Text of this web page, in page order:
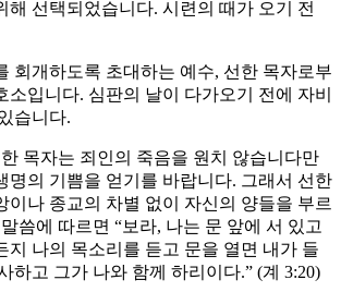
해 선택되었습니다. 시련의 때가 오기 전
회개하도록 초대하는 예수, 선한 목자로부
소입니다. 심판의 날이 다가오기 전에 자비
습니다.
목자는 죄인의 죽음을 원치 않습니다만
명의 기쁨을 얻기를 바랍니다. 그래서 선한
이나 종교의 차별 없이 자신의 양들을 부르
씀에 따르면 “보라, 나는 문 앞에 서 있고
지 나의 목소리를 듣고 문을 열면 내가 들
하고 그가 나와 함께 하리이다.” (계 3:20)